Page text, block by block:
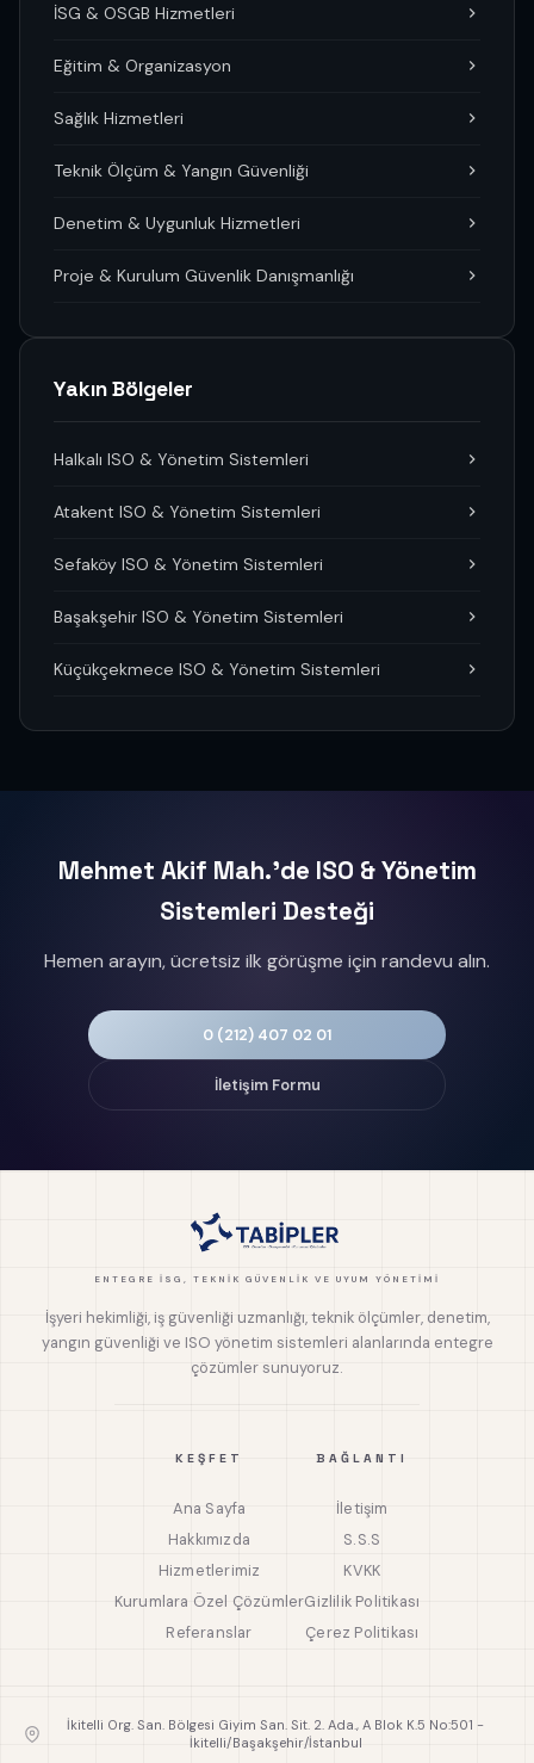
İSG & OSGB Hizmetleri
Eğitim & Organizasyon
Sağlık Hizmetleri
Teknik Ölçüm & Yangın Güvenliği
Denetim & Uygunluk Hizmetleri
Proje & Kurulum Güvenlik Danışmanlığı
Yakın Bölgeler
Halkalı ISO & Yönetim Sistemleri
Atakent ISO & Yönetim Sistemleri
Sefaköy ISO & Yönetim Sistemleri
Başakşehir ISO & Yönetim Sistemleri
Küçükçekmece ISO & Yönetim Sistemleri
Mehmet Akif Mah.'de ISO & Yönetim
Sistemleri Desteği
Hemen arayın, ücretsiz ilk görüşme için randevu alın.
0 (212) 407 02 01
İletişim Formu
ENTEGRE İSG, TEKNIK GÜVENLIK VE UYUM YÖNETIMI
İşyeri hekimliği, iş güvenliği uzmanlığı, teknik ölçümler, denetim,
yangın güvenliği ve ISO yönetim sistemleri alanlarında entegre
çözümler sunuyoruz.
KEŞFET
Ana Sayfa
Hakkımızda
Hizmetlerimiz
Kurumlara Özel Çözümler
Referanslar
BAĞLANTI
İletişim
S.S.S
KVKK
Gizlilik Politikası
Çerez Politikası
İkitelli Org. San. Bölgesi Giyim San. Sit. 2. Ada., A Blok K.5 No:501 -
İkitelli/Başakşehir/İstanbul